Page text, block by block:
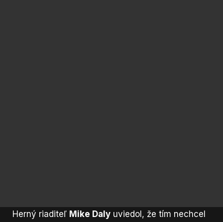
Herný riaditeľ Mike Daly uviedol, že tím nechcel